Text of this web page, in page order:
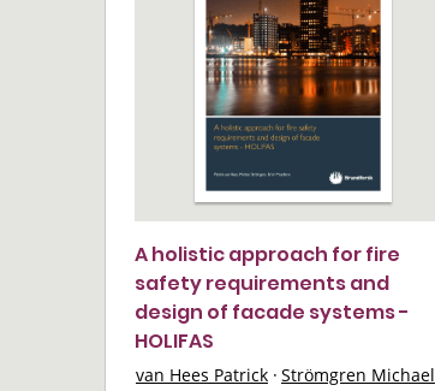
A holistic approach for fire
safety requirements and
design of facade systems -
HOLIFAS
van Hees Patrick · Strömgren Michael